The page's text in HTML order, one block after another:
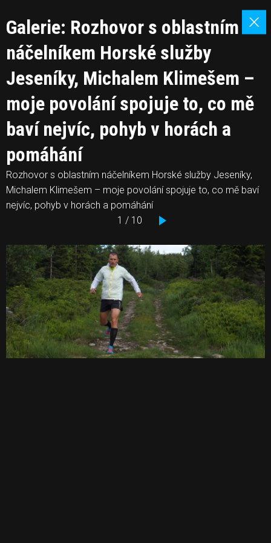
Galerie: Rozhovor s oblastním
náčelníkem Horské služby
Jeseníky, Michalem Klimešem –
moje povolání spojuje to, co mě
baví nejvíc, pohyb v horách a
pomáhání
Rozhovor s oblastním náčelníkem Horské služby Jeseníky,
Michalem Klimešem – moje povolání spojuje to, co mě baví
nejvíc, pohyb v horách a pomáhání
1 / 10